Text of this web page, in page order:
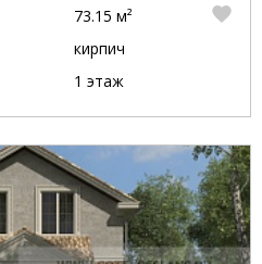
73.15 м²
кирпич
1 этаж